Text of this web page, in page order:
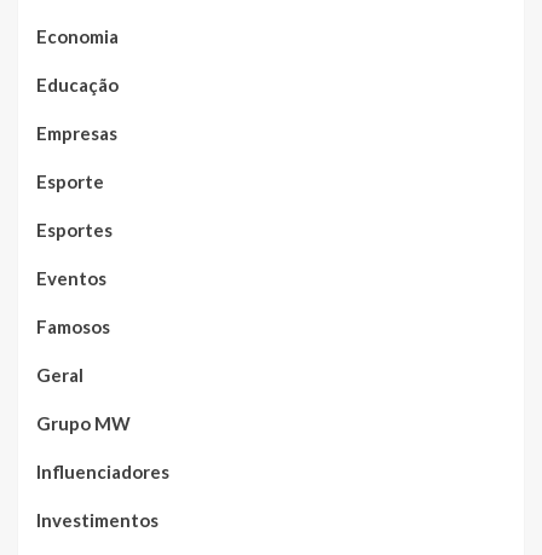
Economia
Educação
Empresas
Esporte
Esportes
Eventos
Famosos
Geral
Grupo MW
Influenciadores
Investimentos